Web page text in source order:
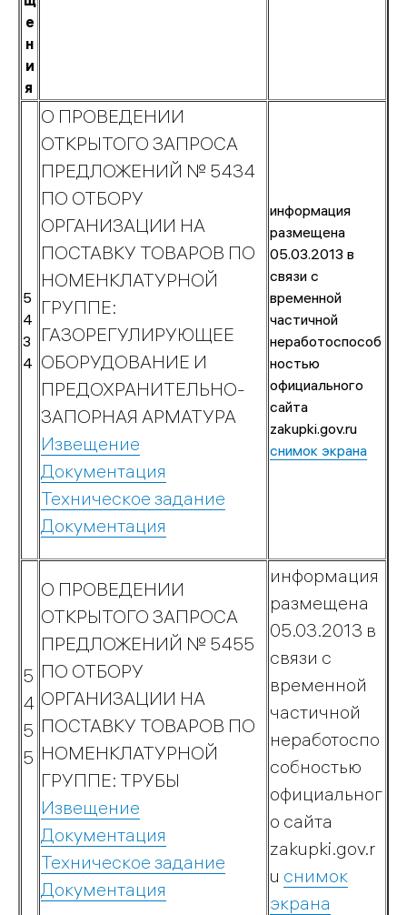
газом
Пресс-
центр
Новости
Объявления
Внутрикорпоративные
новости
Контакты
пресс-
службы
Контакты
Обратная
связь
Обслуживание
оборудования
работы
Юридическим
лицам
Газификация
Догазификация
Техобслуживание
газового
оборудования
Тарифы
е
н
и
я
5
4
3
4
О ПРОВЕДЕНИИ
ОТКРЫТОГО ЗАПРОСА
ПРЕДЛОЖЕНИЙ № 5434
ПО ОТБОРУ
ОРГАНИЗАЦИИ НА
ПОСТАВКУ ТОВАРОВ ПО
НОМЕНКЛАТУРНОЙ
ГРУППЕ:
ГАЗОРЕГУЛИРУЮЩЕЕ
ОБОРУДОВАНИЕ И
ПРЕДОХРАНИТЕЛЬНО-
ЗАПОРНАЯ АРМАТУРА
Извещение
Документация
Техническое задание
Документация
информация
размещена
05.03.2013 в
связи с
временной
частичной
неработоспособ
ностью
официального
сайта
zakupki.gov.ru
снимок экрана
5
4
5
5
О ПРОВЕДЕНИИ
ОТКРЫТОГО ЗАПРОСА
ПРЕДЛОЖЕНИЙ № 5455
ПО ОТБОРУ
ОРГАНИЗАЦИИ НА
ПОСТАВКУ ТОВАРОВ ПО
НОМЕНКЛАТУРНОЙ
ГРУППЕ: ТРУБЫ
Извещение
Документация
Техническое задание
Документация
информация
размещена
05.03.2013 в
связи с
временной
частичной
неработоспо
собностью
официальног
о сайта
zakupki.gov.r
u снимок
экрана